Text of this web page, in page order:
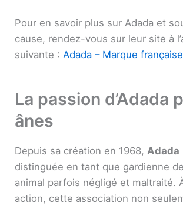
Pour en savoir plus sur Adada et
cause, rendez-vous sur leur site à
suivante : Adada – Marque française
La passion d’Adada
ânes
Depuis sa création en 1968, Adada
distinguée en tant que gardienne
animal parfois négligé et maltraité.
action, cette association non